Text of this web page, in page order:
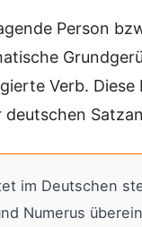
Person
Verb.
im Deutschen
Numerus